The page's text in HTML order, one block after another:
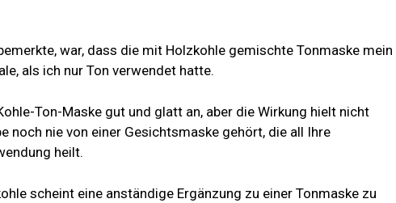
war, dass die mit Holzkohle gemischte Tonmaske mein
als ich nur Ton verwendet hatte.
Ton-Maske gut und glatt an, aber die Wirkung hielt nicht
noch nie von einer Gesichtsmaske gehört, die all Ihre
heilt.
scheint eine anständige Ergänzung zu einer Tonmaske zu